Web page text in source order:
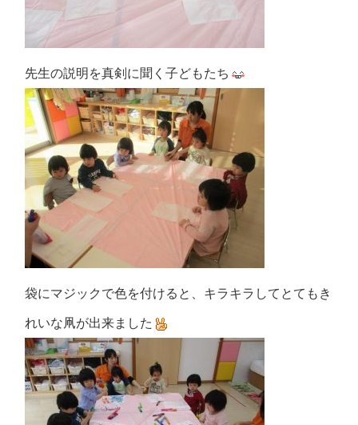
先生の説明を真剣に聞く子どもたち
袋にマジックで色を付けると、キラキラしてとてもき
れいな凧が出来ました